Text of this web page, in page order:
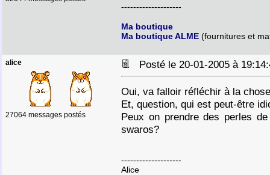
--------------------
Ma boutique
Ma boutique ALME (fournitures et
alice
27064 messages postés
Posté le 20-01-2005 à
Oui, va falloir réfléchir à la
Et, question, qui est peut-être
Peux on prendre des perles
swaros?
--------------------
Alice